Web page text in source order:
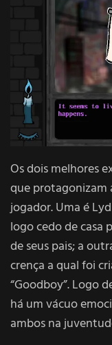
Os dois melhores
que protagonizam
jogador. Uma é
logo cedo de casa
de seus pais; a
crença a qual foi
“Goodboy”. Logo
há um vácuo
ambos na